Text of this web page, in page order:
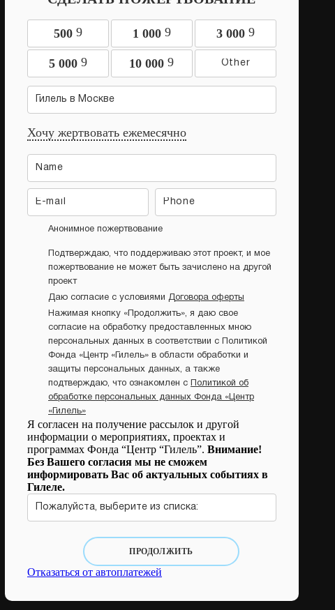
500 9 1 000 9 3 000 9
5 000 9 10 0009
Гилель в Москве
Хочу жертвовать ежемесячно
Анонимное пожертвование
Подтверждаю, что поддерживаю этот проект, и мое
пожертвование не может быть зачислено на другой
проект
Даю согласие с условиями Договора оферты
Нажимая кнопку «Продолжить», я даю свое
согласие на обработку предоставленных мною
персональных данных в соответствии с Политикой
Фонда «Центр «Гилель» в области обработки и
защиты персональных данных, а также
подтверждаю, что ознакомлен с
Политикой об
обработке персональных данных Фонда «Центр
«Гилель»
Я согласен на получение рассылок и другой
информации о мероприятиях, проектах и
программах Фонда “Центр “Гилель”. Внимание!
Без Вашего согласия мы не сможем
информировать Вас об актуальных событиях в
Гилеле.
Пожалуйста, выберите из списка:
ПРОДОЛЖИТЬ
Отказаться от автоплатежей